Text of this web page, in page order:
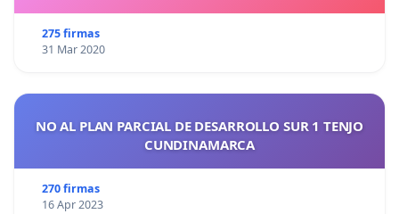
275 firmas
31 Mar 2020
NO AL PLAN PARCIAL DE DESARROLLO SUR 1 TENJO
CUNDINAMARCA
270 firmas
16 Apr 2023